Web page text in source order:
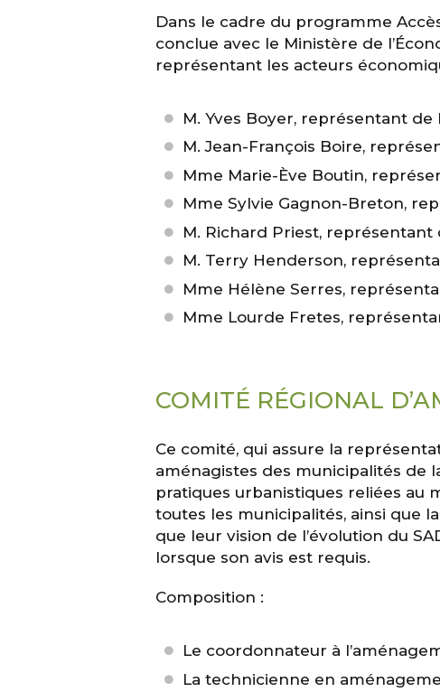
Dans le cadre du programme
conclue avec le Ministère de
représentant les acteurs
M. Yves Boyer, représentant de
M. Jean-François Boire,
Mme Marie-Ève Boutin,
Mme Sylvie Gagnon-Breton,
M. Richard Priest,
M. Terry Henderson,
Mme Hélène Serres,
Mme Lourde Fretes,
COMITÉ RÉGIONAL
Ce comité, qui assure la
aménagistes des municipalités de
pratiques urbanistiques reliées au
toutes les municipalités, ainsi que
que leur vision de l’évolution du
lorsque son avis est requis.
Composition :
Le coordonnateur à
La technicienne en